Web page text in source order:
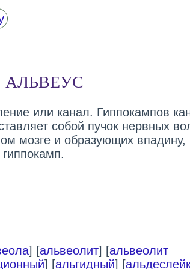
АЛЬВЕУС
или канал. Гиппокампов
собой пучок нервных
мозге и образующих впадину,
] [альвеолит] [альвеолит
] [альгидный] [